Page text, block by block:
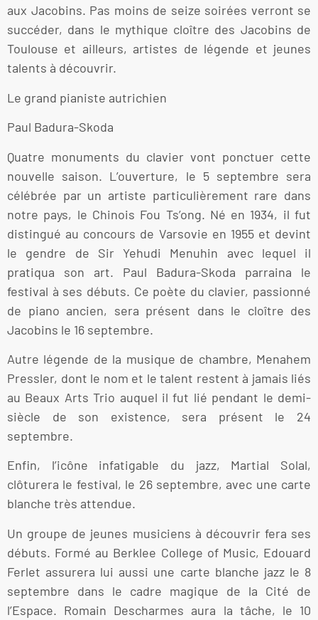
aux Jacobins. Pas moins de seize soirées verront se
succéder, dans le mythique cloître des Jacobins de
Toulouse et ailleurs, artistes de légende et jeunes
talents à découvrir.
Le grand pianiste autrichien
Paul Badura-Skoda
Quatre monuments du clavier vont ponctuer cette
nouvelle saison. L’ouverture, le 5 septembre sera
célébrée par un artiste particulièrement rare dans
notre pays, le Chinois Fou Ts’ong. Né en 1934, il fut
distingué au concours de Varsovie en 1955 et devint
le gendre de Sir Yehudi Menuhin avec lequel il
pratiqua son art. Paul Badura-Skoda parraina le
festival à ses débuts. Ce poète du clavier, passionné
de piano ancien, sera présent dans le cloître des
Jacobins le 16 septembre.
Autre légende de la musique de chambre, Menahem
Pressler, dont le nom et le talent restent à jamais liés
au Beaux Arts Trio auquel il fut lié pendant le demi-
siècle de son existence, sera présent le 24
septembre.
Enfin, l’icône infatigable du jazz, Martial Solal,
clôturera le festival, le 26 septembre, avec une carte
blanche très attendue.
Un groupe de jeunes musiciens à découvrir fera ses
débuts. Formé au Berklee College of Music, Edouard
Ferlet assurera lui aussi une carte blanche jazz le 8
septembre dans le cadre magique de la Cité de
l’Espace. Romain Descharmes aura la tâche, le 10